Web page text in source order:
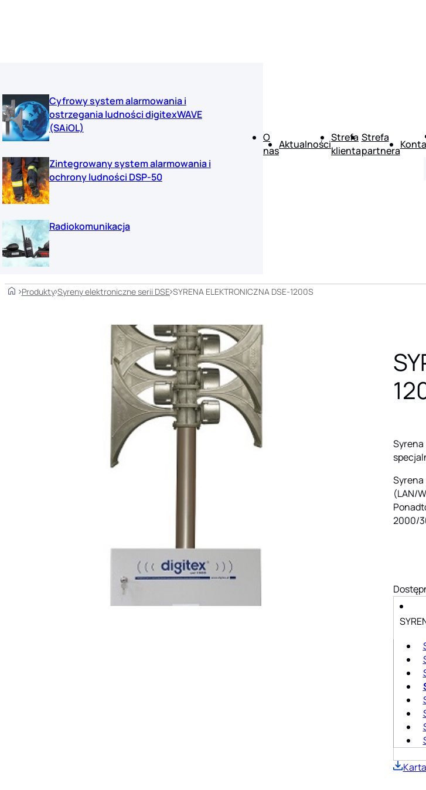
Cyfrowy system alarmowania i
ostrzegania ludności digitexWAVE
(SAiOL)
Zintegrowany system alarmowania i
ochrony ludności DSP-50
Radiokomunikacja
O
nas
Aktualności
Strefa
klienta
Strefa
partnera
Home
Produkty Syreny elektroniczne serii DSE SYRENA ELEKTRONICZNA DSE-1200S
(LAN/
2000/